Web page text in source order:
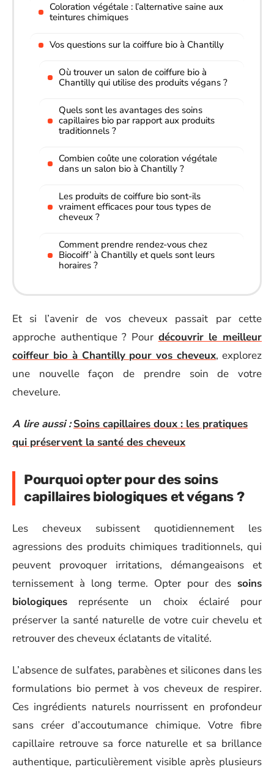
Coloration végétale : l’alternative saine aux
teintures chimiques
Vos questions sur la coiffure bio à Chantilly
Où trouver un salon de coiffure bio à
Chantilly qui utilise des produits végans ?
Quels sont les avantages des soins
capillaires bio par rapport aux produits
traditionnels ?
Combien coûte une coloration végétale
dans un salon bio à Chantilly ?
Les produits de coiffure bio sont-ils
vraiment efficaces pour tous types de
cheveux ?
Comment prendre rendez-vous chez
Biocoiff’ à Chantilly et quels sont leurs
horaires ?
Et si l’avenir de vos cheveux passait par cette
approche authentique ? Pour découvrir le meilleur
coiffeur bio à Chantilly pour vos cheveux, explorez
une nouvelle façon de prendre soin de votre
chevelure.
A lire aussi : Soins capillaires doux : les pratiques
qui préservent la santé des cheveux
Pourquoi opter pour des soins
capillaires biologiques et végans ?
Les cheveux subissent quotidiennement les
agressions des produits chimiques traditionnels, qui
peuvent provoquer irritations, démangeaisons et
ternissement à long terme. Opter pour des soins
biologiques représente un choix éclairé pour
préserver la santé naturelle de votre cuir chevelu et
retrouver des cheveux éclatants de vitalité.
L’absence de sulfates, parabènes et silicones dans les
formulations bio permet à vos cheveux de respirer.
Ces ingrédients naturels nourrissent en profondeur
sans créer d’accoutumance chimique. Votre fibre
capillaire retrouve sa force naturelle et sa brillance
authentique, particulièrement visible après plusieurs